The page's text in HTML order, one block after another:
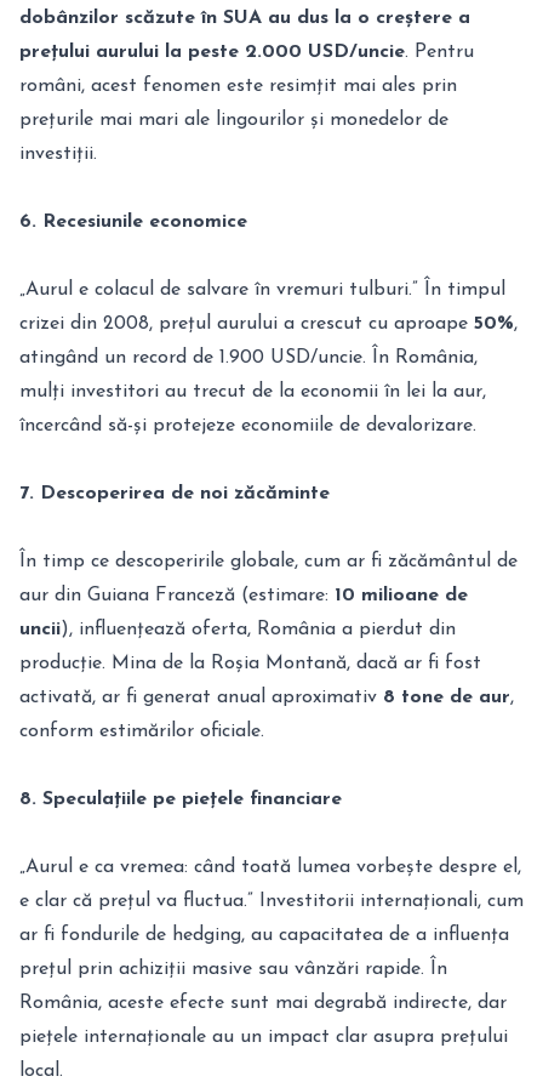
dobânzilor scăzute în SUA au dus la o creștere a
prețului aurului la peste 2.000 USD/uncie. Pentru
români, acest fenomen este resimțit mai ales prin
prețurile mai mari ale lingourilor și monedelor de
investiții.
6. Recesiunile economice
„Aurul e colacul de salvare în vremuri tulburi.” În timpul
crizei din 2008, prețul aurului a crescut cu aproape 50%,
atingând un record de 1.900 USD/uncie. În România,
mulți investitori au trecut de la economii în lei la aur,
încercând să-și protejeze economiile de devalorizare.
7. Descoperirea de noi zăcăminte
În timp ce descoperirile globale, cum ar fi zăcământul de
aur din Guiana Franceză (estimare: 10 milioane de
uncii), influențează oferta, România a pierdut din
producție. Mina de la Roșia Montană, dacă ar fi fost
activată, ar fi generat anual aproximativ 8 tone de aur,
conform estimărilor oficiale.
8. Speculațiile pe piețele financiare
„Aurul e ca vremea: când toată lumea vorbește despre el,
e clar că prețul va fluctua.” Investitorii internaționali, cum
ar fi fondurile de hedging, au capacitatea de a influența
prețul prin achiziții masive sau vânzări rapide. În
România, aceste efecte sunt mai degrabă indirecte, dar
piețele internaționale au un impact clar asupra prețului
local.